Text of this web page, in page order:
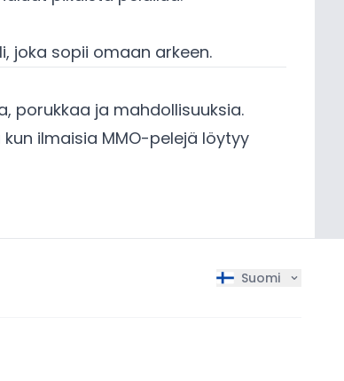
joka sopii omaan arkeen.
porukkaa ja mahdollisuuksia.
ilmaisia MMO-pelejä löytyy
Suomi